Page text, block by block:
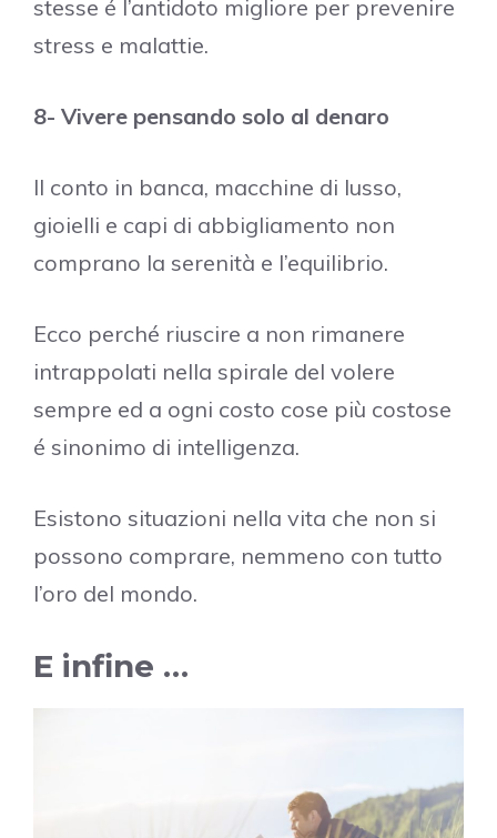
stesse é l’antidoto migliore per prevenire
stress e malattie.
8- Vivere pensando solo al denaro
Il conto in banca, macchine di lusso,
gioielli e capi di abbigliamento non
comprano la serenità e l’equilibrio.
Ecco perché riuscire a non rimanere
intrappolati nella spirale del volere
sempre ed a ogni costo cose più costose
é sinonimo di intelligenza.
Esistono situazioni nella vita che non si
possono comprare, nemmeno con tutto
l’oro del mondo.
E infine …